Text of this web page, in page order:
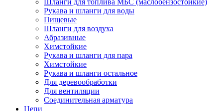
Шланги для топлива МБС (маслобензостойкие)
Рукава и шланги для воды
Пищевые
Шланги для воздуха
Абразивные
Химстойкие
Рукава и шланги для пара
Химстойкие
Рукава и шланги остальное
Для деревообработки
Для вентиляции
Соединительная арматура
Цепи